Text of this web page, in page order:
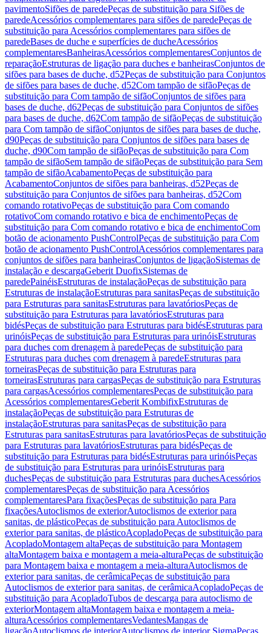
pavimentoSifões de paredePeças de substituição para Sifões de
paredeAcessórios complementares para sifões de paredePeças de
substituição para Acessórios complementares para sifões de
paredeBases de duche e superfícies de ducheAcessórios
complementaresBanheirasAcessórios complementaresConjuntos de
reparaçãoEstruturas de ligação para duches e banheirasConjuntos de
sifões para bases de duche, d52Peças de substituição para Conjuntos
de sifões para bases de duche, d52Com tampão de sifãoPeças de
substituição para Com tampão de sifãoConjuntos de sifões para
bases de duche, d62Peças de substituição para Conjuntos de sifões
para bases de duche, d62Com tampão de sifãoPeças de substituição
para Com tampão de sifãoConjuntos de sifões para bases de duche,
d90Peças de substituição para Conjuntos de sifões para bases de
duche, d90Com tampão de sifãoPeças de substituição para Com
tampão de sifãoSem tampão de sifãoPeças de substituição para Sem
tampão de sifãoAcabamentoPeças de substituição para
AcabamentoConjuntos de sifões para banheiras, d52Peças de
substituição para Conjuntos de sifões para banheiras, d52Com
comando rotativoPeças de substituição para Com comando
rotativoCom comando rotativo e bica de enchimentoPeças de
substituição para Com comando rotativo e bica de enchimentoCom
botão de acionamento PushControlPeças de substituição para Com
botão de acionamento PushControlAcessórios complementares para
conjuntos de sifões para banheirasConjuntos de ligaçãoSistemas de
instalação e descargaGeberit DuofixSistemas de
paredePainéisEstruturas de instalaçãoPeças de substituição para
Estruturas de instalaçãoEstruturas para sanitasPeças de substituição
para Estruturas para sanitasEstruturas para lavatóriosPeças de
substituição para Estruturas para lavatóriosEstruturas para
bidésPeças de substituição para Estruturas para bidésEstruturas para
urinóisPeças de substituição para Estruturas para urinóisEstruturas
para duches com drenagem à paredePeças de substituição para
Estruturas para duches com drenagem à paredeEstruturas para
torneirasPeças de substituição para Estruturas para
torneirasEstruturas para cargasPeças de substituição para Estruturas
para cargasAcessórios complementaresPeças de substituição para
Acessórios complementaresGeberit KombifixEstruturas de
instalaçãoPeças de substituição para Estruturas de
instalaçãoEstruturas para sanitasPeças de substituição para
Estruturas para sanitasEstruturas para lavatóriosPeças de substituição
para Estruturas para lavatóriosEstruturas para bidésPeças de
substituição para Estruturas para bidésEstruturas para urinóisPeças
de substituição para Estruturas para urinóisEstruturas para
duchesPeças de substituição para Estruturas para duchesAcessórios
complementaresPeças de substituição para Acessórios
complementaresPara fixaçõesPeças de substituição para Para
fixaçõesAutoclismos de exteriorAutoclismos de exterior para
sanitas, de plásticoPeças de substituição para Autoclismos de
exterior para sanitas, de plásticoAcopladoPeças de substituição para
AcopladoMontagem altaPeças de substituição para Montagem
altaMontagem baixa e montagem a meia-alturaPeças de substituição
para Montagem baixa e montagem a meia-alturaAutoclismos de
exterior para sanitas, de cerâmicaPeças de substituição para
Autoclismos de exterior para sanitas, de cerâmicaAcopladoPeças de
substituição para AcopladoTubos de descarga para autoclismo de
exteriorMontagem altaMontagem baixa e montagem a meia-
alturaAcessórios complementaresVedantesMangas de
ligaçãoAutoclismos de interiorAutoclismos de interior SigmaPeças